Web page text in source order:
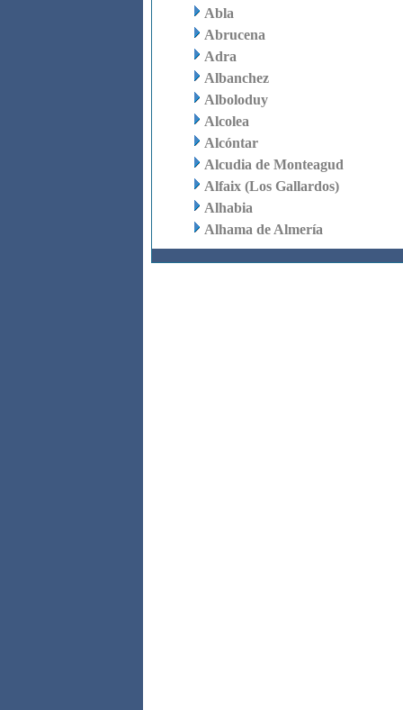
Abla
Abrucena
Adra
Albanchez
Alboloduy
Alcolea
Alcóntar
Alcudia de Monteagud
Alfaix (Los Gallardos)
Alhabia
Alhama de Almería